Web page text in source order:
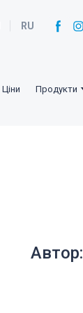
RU
Ціни Продукти
Автор: